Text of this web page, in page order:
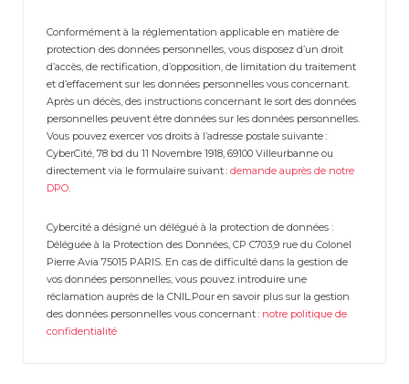
Conformément à la réglementation applicable en matière de
protection des données personnelles, vous disposez d’un droit
d’accès, de rectification, d’opposition, de limitation du traitement
et d’effacement sur les données personnelles vous concernant.
Après un décès, des instructions concernant le sort des données
personnelles peuvent être données sur les données personnelles.
Vous pouvez exercer vos droits à l’adresse postale suivante :
CyberCité, 78 bd du 11 Novembre 1918, 69100 Villeurbanne ou
directement via le formulaire suivant : demande auprès de notre
DPO
Cybercité a désigné un délégué à la protection de données :
Déléguée à la Protection des Données, CP C703,9 rue du Colonel
Pierre Avia 75015 PARIS. En cas de difficulté dans la gestion de
vos données personnelles, vous pouvez introduire une
réclamation auprès de la CNIL.Pour en savoir plus sur la gestion
des données personnelles vous concernant : notre politique de
confidentialité